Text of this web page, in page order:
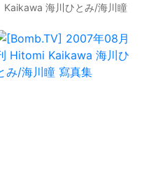
Kaikawa 海川ひとみ/海川瞳